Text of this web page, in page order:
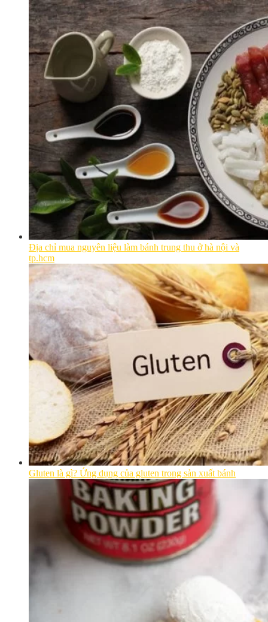
Địa chỉ mua nguyên liệu làm bánh trung thu ở hà nội và
tp.hcm
Gluten là gì? Ứng dụng của gluten trong sản xuất bánh